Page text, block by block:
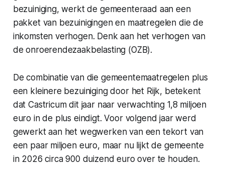
bezuiniging, werkt de gemeenteraad aan een
pakket van bezuinigingen en maatregelen die de
inkomsten verhogen. Denk aan het verhogen van
de onroerendezaakbelasting (OZB).
De combinatie van die gemeentemaatregelen plus
een kleinere bezuiniging door het Rijk, betekent
dat Castricum dit jaar naar verwachting 1,8 miljoen
euro in de plus eindigt. Voor volgend jaar werd
gewerkt aan het wegwerken van een tekort van
een paar miljoen euro, maar nu lijkt de gemeente
in 2026 circa 900 duizend euro over te houden.